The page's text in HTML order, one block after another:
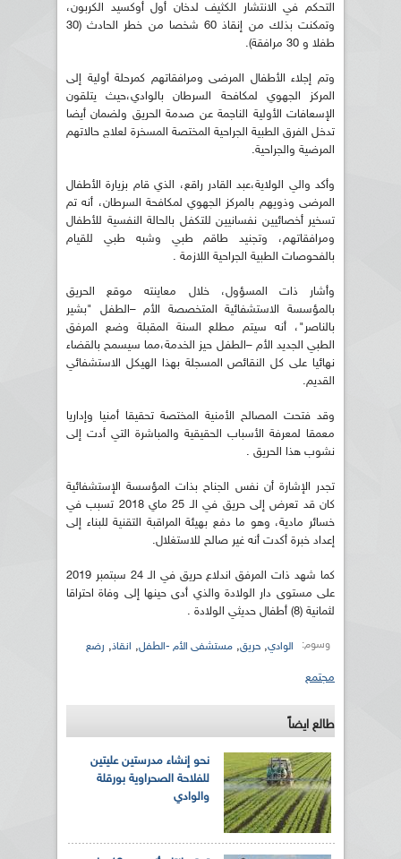
التحكم في الانتشار الكثيف لدخان أول أوكسيد الكربون،
وتمكنت بذلك من إنقاذ 60 شخصا من خطر الحادث (30
طفلا و 30 مرافقة).
وتم إجلاء الأطفال المرضى ومرافقاتهم كمرحلة أولية إلى
المركز الجهوي لمكافحة السرطان بالوادي،حيث يتلقون
الإسعافات الأولية الناجمة عن صدمة الحريق ولضمان أيضا
تدخل الفرق الطبية الجراحية المختصة المسخرة لعلاج حالاتهم
المرضية والجراحية.
وأكد والي الولاية،عبد القادر راقع، الذي قام بزيارة الأطفال
المرضى وذويهم بالمركز الجهوي لمكافحة السرطان، أنه تم
تسخير أخصائيين نفسانيين للتكفل بالحالة النفسية للأطفال
ومرافقاتهم، وتجنيد طاقم طبي وشبه طبي للقيام
بالفحوصات الطبية الجراحية اللازمة .
وأشار ذات المسؤول، خلال معاينته موقع الحريق
بالمؤسسة الاستشفائية المتخصصة الأم –الطفل "بشير
بالناصر"، أنه سيتم مطلع السنة المقبلة وضع المرفق
الطبي الجديد الأم –الطفل حيز الخدمة،مما سيسمح بالقضاء
نهائيا على كل النقائص المسجلة بهذا الهيكل الاستشفائي
القديم.
وقد فتحت المصالح الأمنية المختصة تحقيقا أمنيا وإداريا
معمقا لمعرفة الأسباب الحقيقية والمباشرة التي أدت إلى
نشوب هذا الحريق .
تجدر الإشارة أن نفس الجناح بذات المؤسسة الإستشفائية
كان قد تعرض إلى حريق في الـ 25 ماي 2018 تسبب في
خسائر مادية، وهو ما دفع بهيئة المراقبة التقنية للبناء إلى
إعداد خبرة أكدت أنه غير صالح للاستغلال.
كما شهد ذات المرفق اندلاع حريق في الـ 24 سبتمبر 2019
على مستوى دار الولادة والذي أدى حينها إلى وفاة احتراقا
لثمانية (8) أطفال حديثي الولادة .
وسوم: الوادي, حريق, مستشفى الأم -الطفل, انقاذ, رضع
مجتمع
طالع ايضاً
نحو إنشاء مدرستين عليتين
للفلاحة الصحراوية بورقلة
والوادي